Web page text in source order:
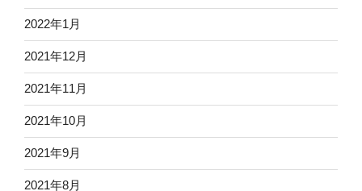
2022年1月
2021年12月
2021年11月
2021年10月
2021年9月
2021年8月